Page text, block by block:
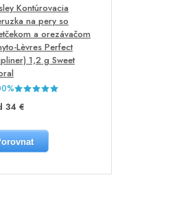
Kontúrovacia
na pery so
a orezávačom
Lèvres Perfect
1,2 g Sweet
34 €